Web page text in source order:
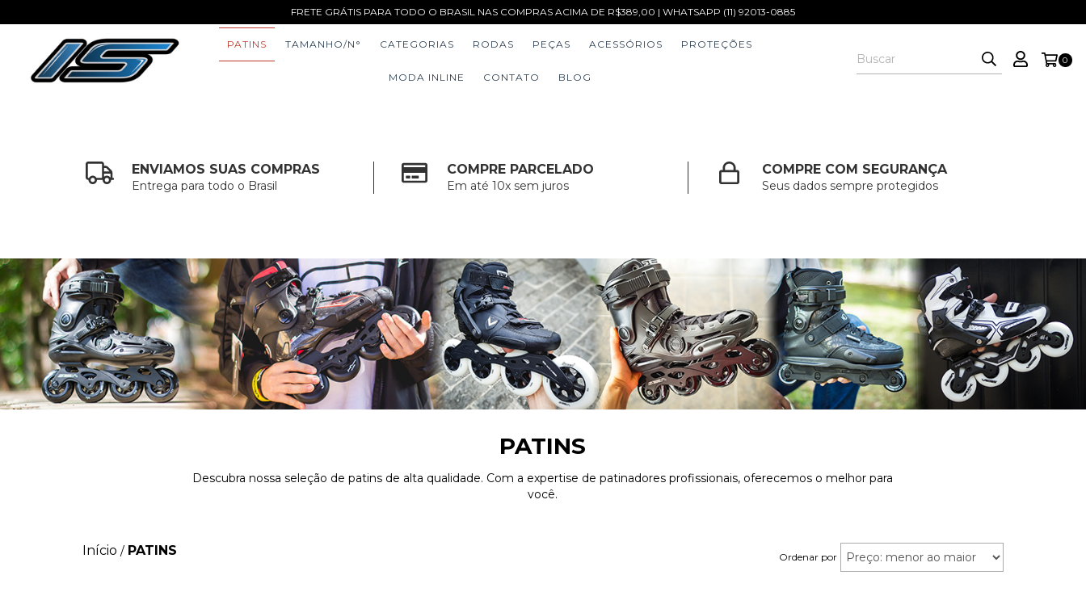
FRETE GRÁTIS PARA TODO O BRASIL NAS COMPRAS ACIMA DE R$389,00 | WHATSAPP (11) 92013-0885
PATINS TAMANHO/N° CATEGORIAS RODAS PEÇAS ACESSÓRIOS PROTEÇÕES
MODA INLINE CONTATO BLOG
0
ENVIAMOS SUAS COMPRAS
Entrega para todo o Brasil
COMPRE PARCELADO
Em até 10x sem juros
COMPRE COM SEGURANÇA
Seus dados sempre protegidos
PATINS
Descubra nossa seleção de patins de alta qualidade. Com a expertise de patinadores profissionais, oferecemos o melhor para
você.
Início / PATINS Ordenar por